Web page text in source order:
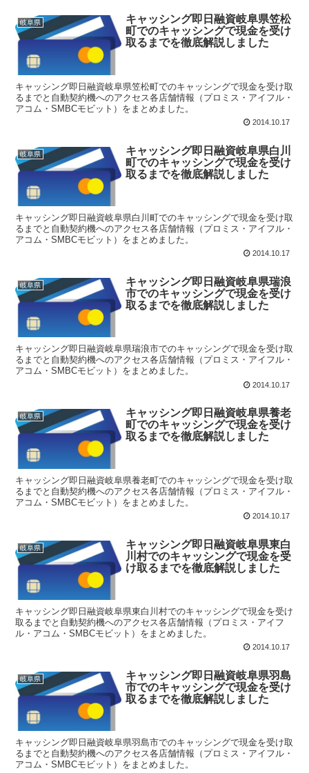
岐阜県
キャッシング即日融資岐阜県笠松
町でのキャッシングで現金を受け
取るまでを徹底解説しました
キャッシング即日融資岐阜県笠松町でのキャッシングで現金を受け取
るまでと自動契約機へのアクセス各店舗情報（プロミス・アイフル・
アコム・SMBCモビット）をまとめました。
2014.10.17
岐阜県
キャッシング即日融資岐阜県白川
町でのキャッシングで現金を受け
取るまでを徹底解説しました
キャッシング即日融資岐阜県白川町でのキャッシングで現金を受け取
るまでと自動契約機へのアクセス各店舗情報（プロミス・アイフル・
アコム・SMBCモビット）をまとめました。
2014.10.17
岐阜県
キャッシング即日融資岐阜県瑞浪
市でのキャッシングで現金を受け
取るまでを徹底解説しました
キャッシング即日融資岐阜県瑞浪市でのキャッシングで現金を受け取
るまでと自動契約機へのアクセス各店舗情報（プロミス・アイフル・
アコム・SMBCモビット）をまとめました。
2014.10.17
岐阜県
キャッシング即日融資岐阜県養老
町でのキャッシングで現金を受け
取るまでを徹底解説しました
キャッシング即日融資岐阜県養老町でのキャッシングで現金を受け取
るまでと自動契約機へのアクセス各店舗情報（プロミス・アイフル・
アコム・SMBCモビット）をまとめました。
2014.10.17
岐阜県
キャッシング即日融資岐阜県東白
川村でのキャッシングで現金を受
け取るまでを徹底解説しました
キャッシング即日融資岐阜県東白川村でのキャッシングで現金を受け
取るまでと自動契約機へのアクセス各店舗情報（プロミス・アイフ
ル・アコム・SMBCモビット）をまとめました。
2014.10.17
岐阜県
キャッシング即日融資岐阜県羽島
市でのキャッシングで現金を受け
取るまでを徹底解説しました
キャッシング即日融資岐阜県羽島市でのキャッシングで現金を受け取
るまでと自動契約機へのアクセス各店舗情報（プロミス・アイフル・
アコム・SMBCモビット）をまとめました。